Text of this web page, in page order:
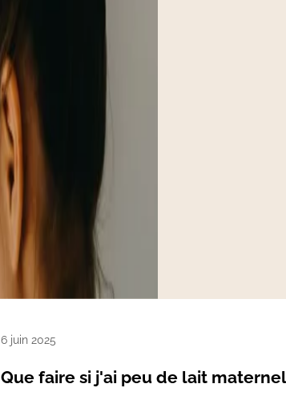
6 juin 2025
Que faire si j'ai peu de lait maternel